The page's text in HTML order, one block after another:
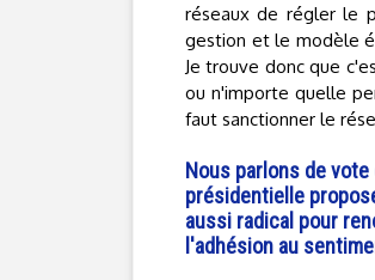
réseaux de régler le
gestion et le modèle
Je trouve donc que
ou n'importe quelle
faut sanctionner le
Nous parlons de
présidentielle
aussi radical pour
l'adhésion au